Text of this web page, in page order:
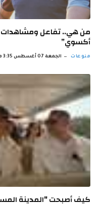
من هي.. تفاعل ومشاهدات
أكسوي”
منوعات الجمعة 07 أغسطس 3:35 م
كيف أصبحت "المدينة